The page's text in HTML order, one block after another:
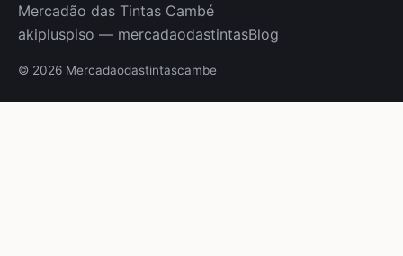
Mercadão das Tintas Cambé
akipluspiso — mercadaodastintasBlog
© 2026 Mercadaodastintascambe